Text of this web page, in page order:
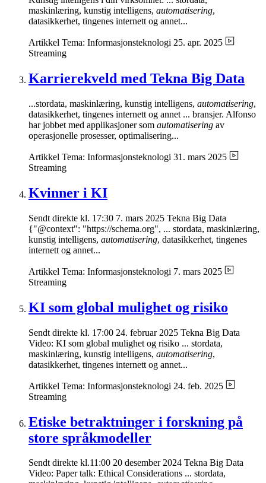
maskinlæring, kunstig intelligens, automatisering,
datasikkerhet, tingenes internett og annet...
Artikkel Tema: Informasjonsteknologi 25. apr. 2025
Streaming
Karrierekveld med Tekna Big Data
...stordata, maskinlæring, kunstig intelligens, automatisering,
datasikkerhet, tingenes internett og annet ... bransjer. Alfonso
har jobbet med applikasjoner som automatisering av
operasjonelle prosesser, optimalisering...
Artikkel Tema: Informasjonsteknologi 31. mars 2025
Streaming
Kvinner i KI
Sendt direkte kl. 17:30 7. mars 2025 Tekna Big Data
{"@context": "https://schema.org", ... stordata, maskinlæring,
kunstig intelligens, automatisering, datasikkerhet, tingenes
internett og annet...
Artikkel Tema: Informasjonsteknologi 7. mars 2025
Streaming
KI som global mulighet og risiko
Sendt direkte kl. 17:00 24. februar 2025 Tekna Big Data
Video: KI som global mulighet og risiko ... stordata,
maskinlæring, kunstig intelligens, automatisering,
datasikkerhet, tingenes internett og annet...
Artikkel Tema: Informasjonsteknologi 24. feb. 2025
Streaming
Etiske betraktninger i forskning på
store språkmodeller
Sendt direkte kl.11:00 20 desember 2024 Tekna Big Data
Video: Paper talk: Ethical Considerations ... stordata,